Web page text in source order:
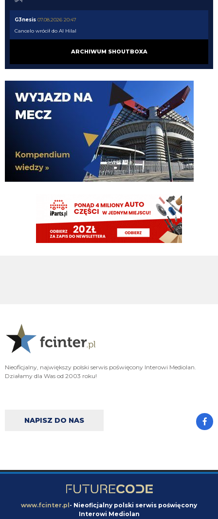
G3nesis 07.08.2026 20:47
Cancelo wrócił do Al Hilal
07.08.2026 19:42
nedzy i rozpaczy
G3nesis
07.08.2026 19:15
Jak tam Adriano, co słychać
G3nesis
07.08.2026 19:15
FENDI_SOSA 07.08.2026 18:56
Adriano ty already dead a nie forever he xd
Adriano_forever 07.08.2026 18:30
mnie też zbanował za danie reakcji haha na jego ostatnie stanowisko które
było ostatnie ostatnim ostatniejsze i najostatniejsze
Wiem, że on tutaj coś pisał, pewnie ma w zwyczaju też czytać i pompować
sobie ego na każdą wspominkę o nim xD Żałosny typek
Ooo Bartman zjebus mnie zbanował za to, że nazwałem czczonego przez
niego w poście wspominkowym faszola z Lazio - Fabrizio Piscittelego
07.08.2026 16:14
ARCHIWUM SHOUTBOXA
Nieoficjalny, największy polski serwis poświęcony Interowi Mediolan.
Działamy dla Was od 2003 roku!
NAPISZ DO NAS
www.fcinter.pl - Nieoficjalny polski serwis poświęcony
Interowi Mediolan